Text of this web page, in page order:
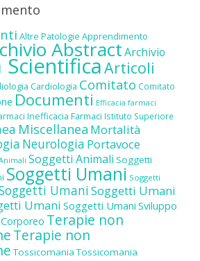
Altre Patologie Apprendimento
AbstractArchivio
ScientificaArticoli
Cardiologia Comitato Comitato
Documenti Efficacia farmaci
Inefficacia Farmaci Istituto Superiore
Miscellanea Mortalità
Neurologia Portavoce
Soggetti Animali Soggetti
Soggetti Umani Soggetti
UmaniSoggetti Umani
Umani Soggetti Umani Sviluppo
Terapie non
Terapie non
Tossicomania Tossicomania